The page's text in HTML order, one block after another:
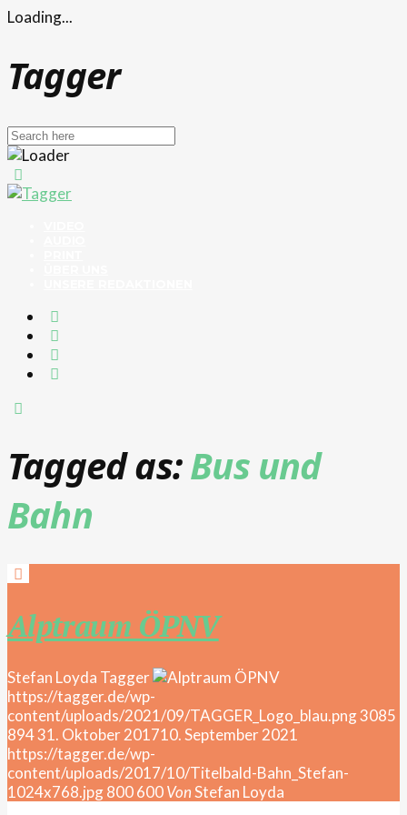
Loading...
Tagger
Tagged as:Bus und
Bahn
Alptraum ÖPNV
Stefan Loyda Tagger
https://tagger.de/wp-
content/uploads/2021/09/TAGGER_Logo_blau.png3085
89431. Oktober 201710. September 2021
https://tagger.de/wp-
content/uploads/2017/10/Titelbald-Bahn_Stefan-
1024x768.jpg800600VonStefan Loyda